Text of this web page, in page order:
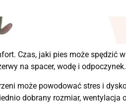
Czas, jaki pies może spędzić
na spacer, wodę i odpoczynek.
może powodować stres i
dobrany rozmiar, wentylacja